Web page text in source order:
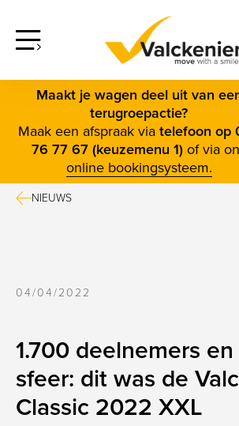
screenreader.open offcanvas
Maakt je wagen deel uit van
terugroepactie?
Maak een afspraak viatelefoon op
76 77 67 (keuzemenu 1)of via
online bookingsysteem.
NIEUWS
04/04/2022
1.700 deelnemers
sfeer: dit was de
Classic 2022 XXL